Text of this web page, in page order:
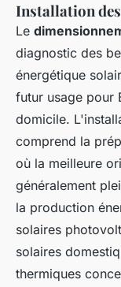
Installation
Le
diagnostic des
énergétique
futur usage pour
domicile.
comprend la
où la meilleure
généralement
la production
solaires
solaires
thermiques